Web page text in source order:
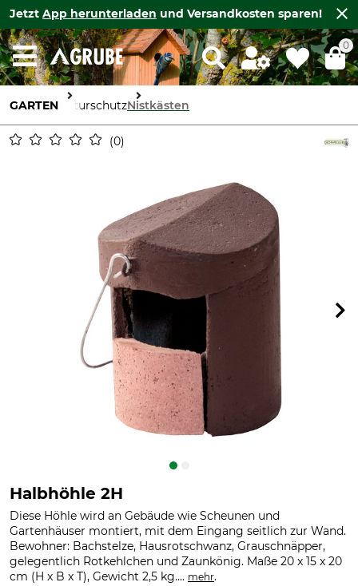
Jetzt App herunterladen und Versandkosten sparen!
0
GARTEN NaturschutzNistkästen
0
Halbhöhle 2H
Diese Höhle wird an Gebäude wie Scheunen und
Gartenhäuser montiert, mit dem Eingang seitlich zur Wand.
Bewohner: Bachstelze, Hausrotschwanz, Grauschnäpper,
gelegentlich Rotkehlchen und Zaunkönig. Maße 20 x 15 x 20
cm (H x B x T), Gewicht 2,5 kg.... mehr.